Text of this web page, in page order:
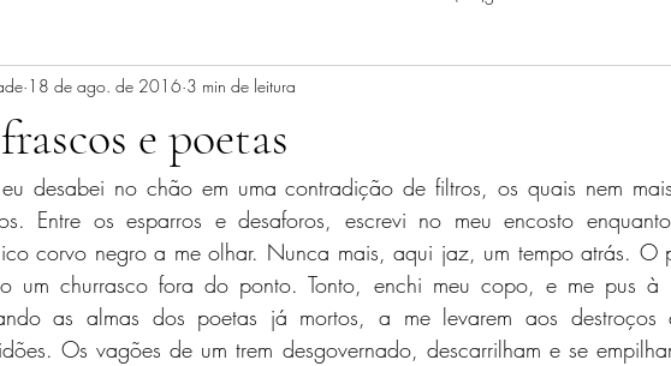
e poetas
18 de ago. de 2016 3 min de leitura
desabei no chão em uma contradição de filtros, os quais nem
Entre os esparros e desaforos, escrevi no meu encosto
corvo negro a me olhar. Nunca mais, aqui jaz, um tempo atrás. O
um churrasco fora do ponto. Tonto, enchi meu copo, e me pus à
as almas dos poetas já mortos, a me levarem aos destroços
Os vagões de um trem desgovernado, descarrilham e se